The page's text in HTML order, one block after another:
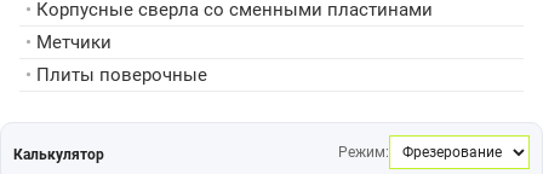
• Корпусные сверла со сменными пластинами
• Метчики
• Плиты поверочные
Калькулятор Режим: